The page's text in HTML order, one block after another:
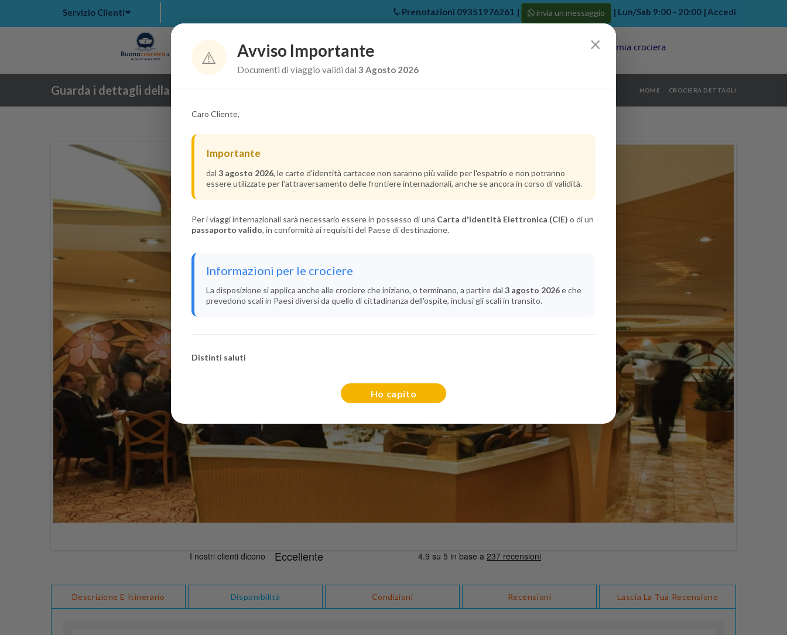
>
>
Servizio Clienti Prenotazioni 09351976261 | invia un messaggio | Lun/Sab 9:00 - 20:00 |Accedi
Home Chi Siamo Offerte Crociere Last Minute La mia crociera
Guarda i dettagli della crociera HOME CROCIERA DETTAGLI
Descrizione E Itinerario Disponibilità Condizioni Recensioni Lascia La Tua Recensione
×
⚠️ Avviso Importante
Documenti di viaggio validi dal 3 Agosto 2026
Caro Cliente,
Importante
dal 3 agosto 2026, le carte d'identità cartacee non saranno più valide per l'espatrio e non potranno
essere utilizzate per l'attraversamento delle frontiere internazionali, anche se ancora in corso di validità.
Per i viaggi internazionali sarà necessario essere in possesso di una Carta d'Identità Elettronica (CIE) o di un
passaporto valido, in conformità ai requisiti del Paese di destinazione.
Informazioni per le crociere
La disposizione si applica anche alle crociere che iniziano, o terminano, a partire dal 3 agosto 2026e che
prevedono scali in Paesi diversi da quello di cittadinanza dell'ospite, inclusi gli scali in transito.
Distinti saluti
Ho capito